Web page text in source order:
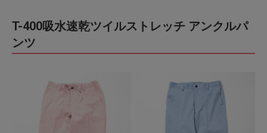
T-400吸水速乾ツイルストレッチ アンクルパ
ンツ